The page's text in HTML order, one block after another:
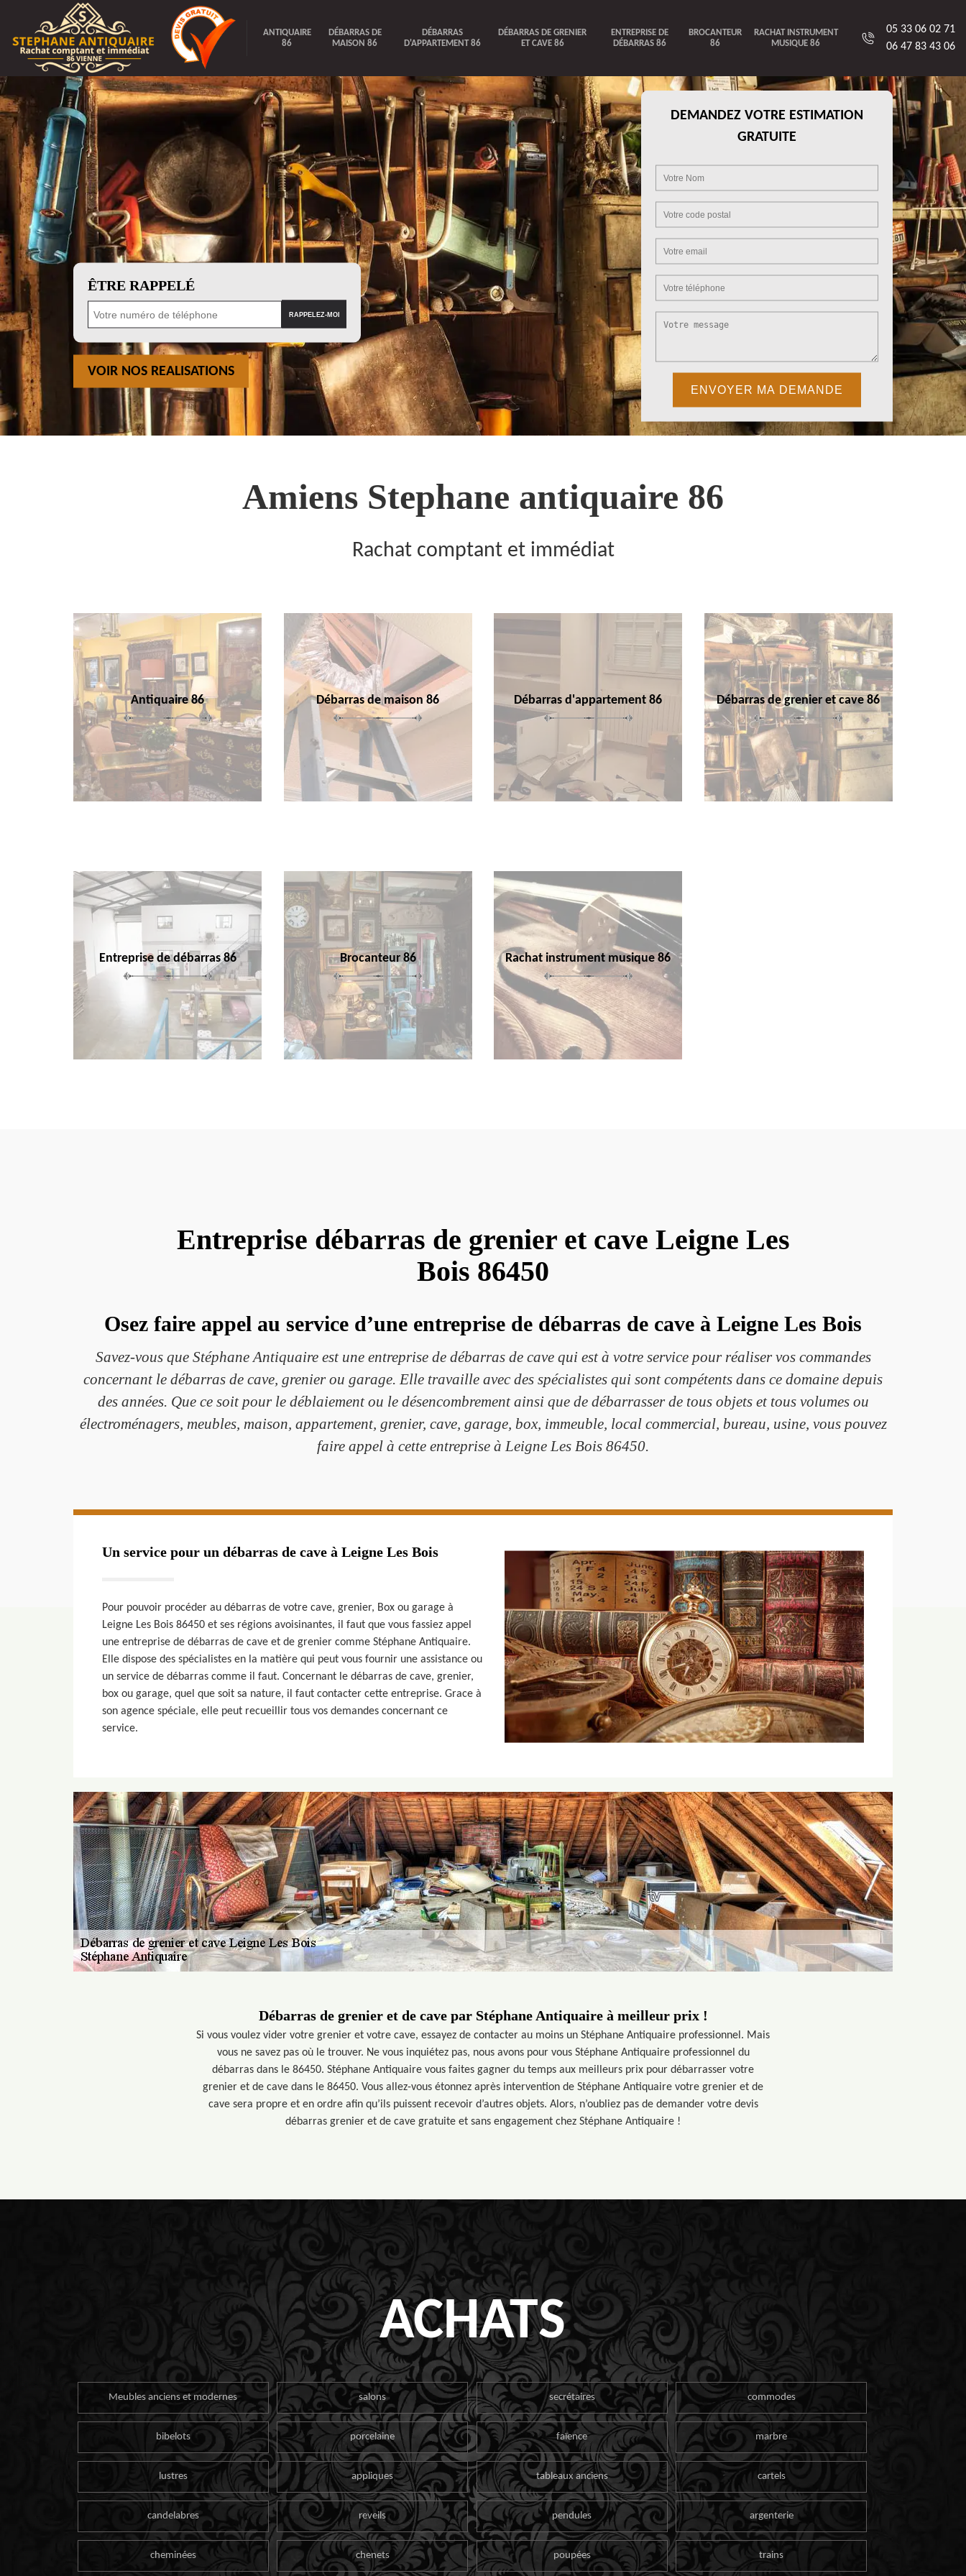
ANTIQUAIRE
86
DÉBARRAS DE
MAISON 86
DÉBARRAS
D'APPARTEMENT 86
DÉBARRAS DE GRENIER
ET CAVE 86
ENTREPRISE DE
DÉBARRAS 86
BROCANTEUR
86
RACHAT INSTRUMENT
MUSIQUE 86
05 33 06 02 71
06 47 83 43 06
ÊTRE RAPPELÉ
VOIR NOS REALISATIONS
DEMANDEZ VOTRE ESTIMATION
GRATUITE
Amiens Stephane antiquaire 86
Rachat comptant et immédiat
Antiquaire 86 Débarras de maison 86 Débarras d'appartement 86 Débarras de grenier et cave 86
Entreprise de débarras 86 Brocanteur 86 Rachat instrument musique 86
Entreprise débarras de grenier et cave Leigne Les
Bois 86450
Osez faire appel au service d’une entreprise de débarras de cave à Leigne Les Bois
Savez-vous que Stéphane Antiquaire est une entreprise de débarras de cave qui est à votre service pour réaliser vos commandes
concernant le débarras de cave, grenier ou garage. Elle travaille avec des spécialistes qui sont compétents dans ce domaine depuis
des années. Que ce soit pour le déblaiement ou le désencombrement ainsi que de débarrasser de tous objets et tous volumes ou
électroménagers, meubles, maison, appartement, grenier, cave, garage, box, immeuble, local commercial, bureau, usine, vous pouvez
faire appel à cette entreprise à Leigne Les Bois 86450.
Un service pour un débarras de cave à Leigne Les Bois
Pour pouvoir procéder au débarras de votre cave, grenier, Box ou garage à
Leigne Les Bois 86450 et ses régions avoisinantes, il faut que vous fassiez appel
une entreprise de débarras de cave et de grenier comme Stéphane Antiquaire.
Elle dispose des spécialistes en la matière qui peut vous fournir une assistance ou
un service de débarras comme il faut. Concernant le débarras de cave, grenier,
box ou garage, quel que soit sa nature, il faut contacter cette entreprise. Grace à
son agence spéciale, elle peut recueillir tous vos demandes concernant ce
service.
Débarras de grenier et de cave par Stéphane Antiquaire à meilleur prix !
Si vous voulez vider votre grenier et votre cave, essayez de contacter au moins un Stéphane Antiquaire professionnel. Mais
vous ne savez pas où le trouver. Ne vous inquiétez pas, nous avons pour vous Stéphane Antiquaire professionnel du
débarras dans le 86450. Stéphane Antiquaire vous faites gagner du temps aux meilleurs prix pour débarrasser votre
grenier et de cave dans le 86450. Vous allez-vous étonnez après intervention de Stéphane Antiquaire votre grenier et de
cave sera propre et en ordre afin qu’ils puissent recevoir d’autres objets. Alors, n’oubliez pas de demander votre devis
débarras grenier et de cave gratuite et sans engagement chez Stéphane Antiquaire !
ACHATS
Meubles anciens et modernes salons secrétaires commodes
bibelots porcelaine faïence marbre
lustres appliques tableaux anciens cartels
candelabres reveils pendules argenterie
cheminées chenets poupées trains